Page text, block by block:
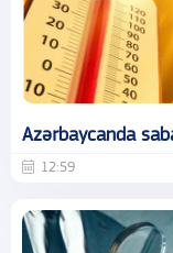
Azərbaycanda
12:59